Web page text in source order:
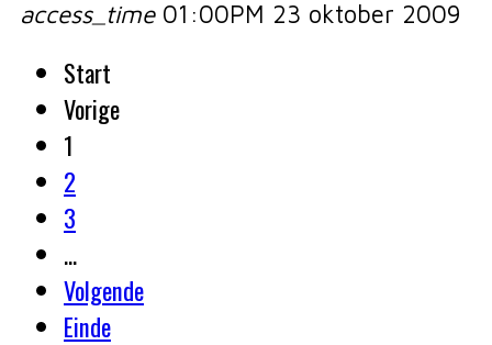
access_time 01:00PM 23 oktober 2009
Start
Vorige
1
2
3
…
Volgende
Einde